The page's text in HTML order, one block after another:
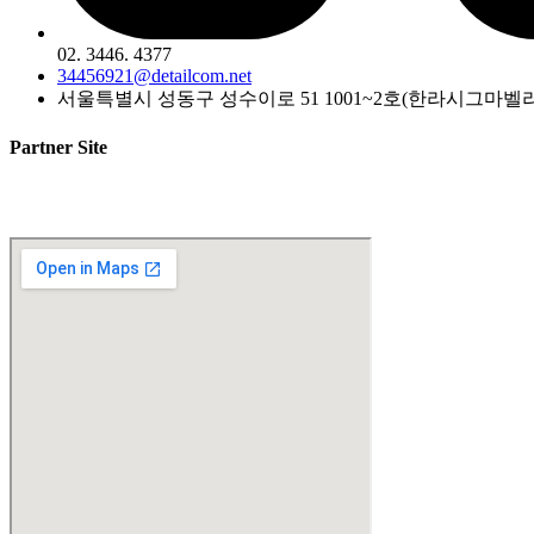
02. 3446. 4377
34456921@detailcom.net
서울특별시 성동구 성수이로 51 1001~2호(한라시그마벨
Partner Site